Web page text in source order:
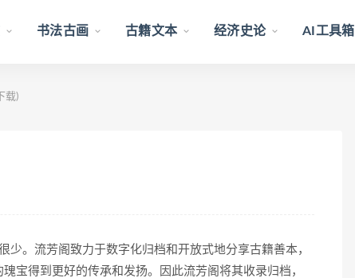
书法古画 古籍文本 经济史论 AI工具箱
载)
。流芳阁致力于数字化归档和开放式地分享古籍善本，
宝得到更好的传承和发扬。因此流芳阁将其收录归档，